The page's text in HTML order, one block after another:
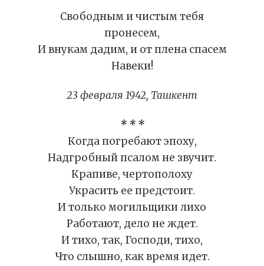
Свободным и чистым тебя
пронесем,
И внукам дадим, и от плена спасем
Навеки!
23 февраля 1942, Ташкент
* * *
Когда погребают эпоху,
Надгробный псалом не звучит.
Крапиве, чертополоху
Украсить ее предстоит.
И только могильщики лихо
Работают, дело не ждет.
И тихо, так, Господи, тихо,
Что слышно, как время идет.